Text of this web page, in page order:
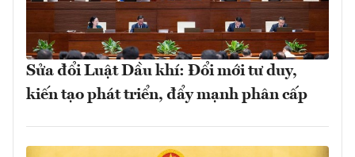
Sửa đổi Luật Dầu khí: Đổi mới tư duy,
kiến tạo phát triển, đẩy mạnh phân cấp